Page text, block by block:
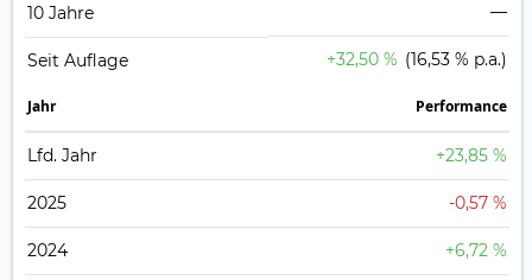
10 Jahre —
Seit Auflage +32,50 % (16,53 % p.a.)
Jahr Perfor­mance
Lfd. Jahr +23,85 %
2025 -0,57 %
2024 +6,72 %